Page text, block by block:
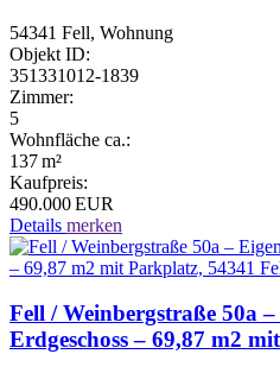
54341 Fell, Wohnung
Objekt ID:
351331012-1839
Zimmer:
5
Wohnfläche ca.:
137 m²
Kaufpreis:
490.000 EUR
Details merken
Fell / Weinbergstraße 50a
Erdgeschoss – 69,87 m2